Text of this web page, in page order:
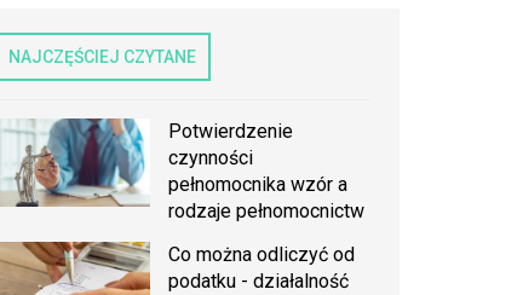
NAJCZĘŚCIEJ CZYTANE
Potwierdzenie
czynności
pełnomocnika wzór a
rodzaje pełnomocnictw
Co można odliczyć od
podatku - działalność